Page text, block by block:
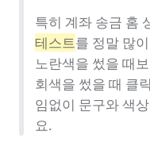
특히 계좌 송금 홈
테스트를 정말 많
노란색을 썼을 때
회색을 썼을 때 클
임없이 문구와 색
요.